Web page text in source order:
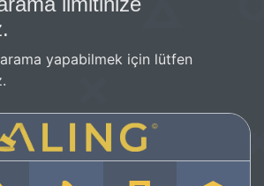
yapabilmek için lütfen